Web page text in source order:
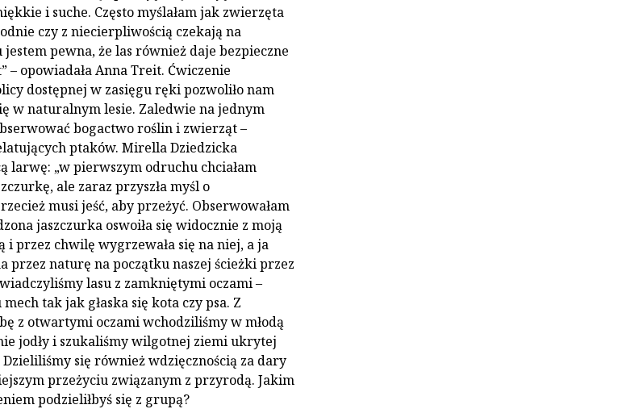
i suche. Często myślałam jak zwierzęta
czy z niecierpliwością czekają na
pewna, że las również daje bezpieczne
– opowiadała Anna Treit. Ćwiczenie
dostępnej w zasięgu ręki pozwoliło nam
w naturalnym lesie. Zaledwie na jednym
bogactwo roślin i zwierząt –
ptaków. Mirella Dziedzicka
larwę: „w pierwszym odruchu chciałam
ale zaraz przyszła myśl o
musi jeść, aby przeżyć. Obserwowałam
jaszczurka oswoiła się widocznie z moją
i przez chwilę wygrzewała się na niej, a ja
przez naturę na początku naszej ścieżki przez
lasu z zamkniętymi oczami –
tak jak głaska się kota czy psa. Z
z otwartymi oczami wchodziliśmy w młodą
jodły i szukaliśmy wilgotnej ziemi ukrytej
Dzieliliśmy się również wdzięcznością za dary
przeżyciu związanym z przyrodą. Jakim
podzieliłbyś się z grupą?